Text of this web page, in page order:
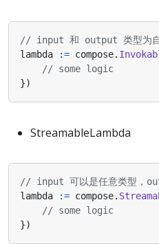
// input 和 output 类型为自
lambda
:= compose.
// some logic
})
StreamableLambda
// input 可以是任意类型，
lambda
:= compose.
// some logic
})